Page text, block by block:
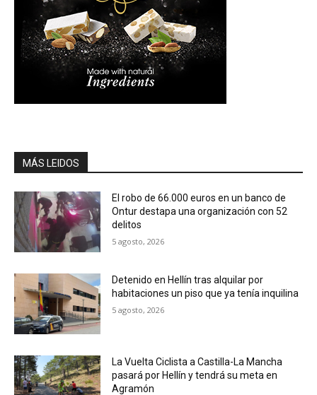
MÁS LEIDOS
El robo de 66.000 euros en un banco de
Ontur destapa una organización con 52
delitos
5 agosto, 2026
Detenido en Hellín tras alquilar por
habitaciones un piso que ya tenía inquilina
5 agosto, 2026
La Vuelta Ciclista a Castilla-La Mancha
pasará por Hellín y tendrá su meta en
Agramón